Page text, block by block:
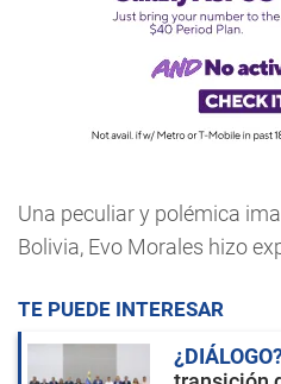
Una peculiar y polémica
Bolivia, Evo Morales hizo
TE PUEDE INTERESAR